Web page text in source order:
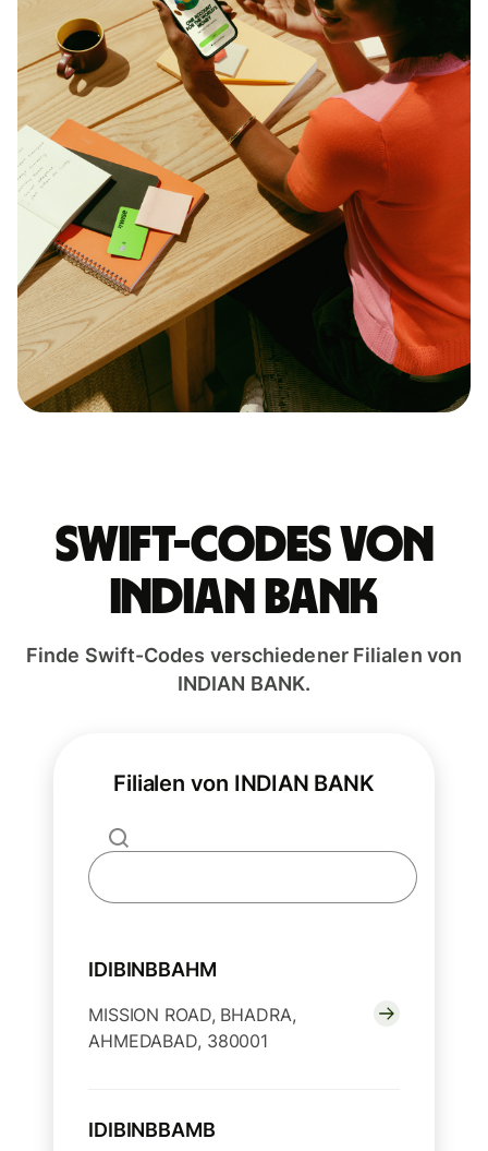
Swift-Codes von
INDIAN BANK
Finde Swift-Codes verschiedener Filialen von
INDIAN BANK.
Filialen von INDIAN BANK
IDIBINBBAHM
MISSION ROAD, BHADRA,
AHMEDABAD, 380001
IDIBINBBAMB